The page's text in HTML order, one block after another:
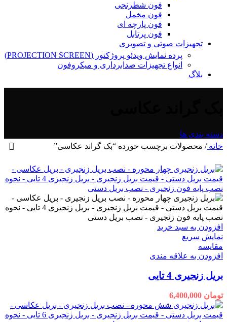
فون شطرنجی
فون مخمل
فون پارچه ای
فون پرتابل
تجهیزات صوتی و تصویری
پرده نمایش ویدئو پروژکتور (PROJECTION SCREEN)
انواع تجهیزات صدابرداری و میکروفون
بلاگ
دسته بندی ها
خانه/ محصولات برچسب خورده “بک گراند عکاسی”
افزودن به سبد خرید
نمایش سریع
مقايسه
افزودن به علاقه مندی
بریل زنجیری 4 تایی
تومان